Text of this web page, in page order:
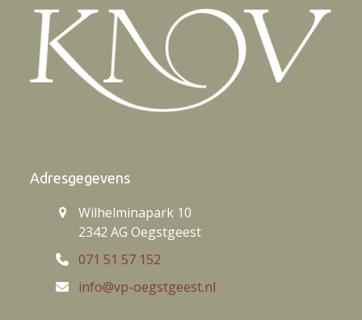
Adresgegevens
Wilhelminapark 10
2342 AG Oegstgeest
071 51 57 152
info@vp-oegstgeest.nl